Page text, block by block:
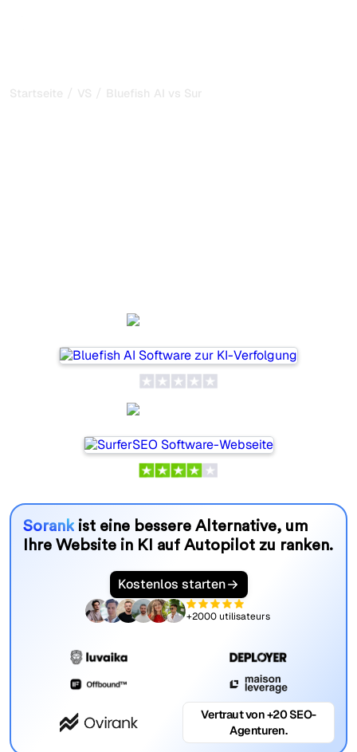
Startseite / VS / Bluefish AI vs SurferSEO
Sorankist eine bessere Alternative, um
Ihre Website in KI auf Autopilot zu ranken.
Kostenlos starten
+2000 utilisateurs
Vertraut von +20 SEO-
Agenturen.